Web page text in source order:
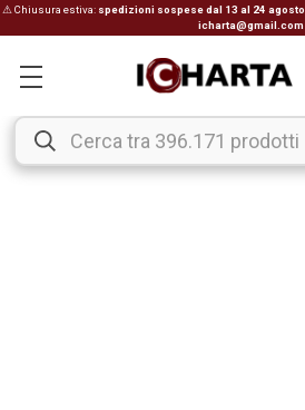
⚠ Chiusura estiva: spedizioni sospese dal 13 al 24 agosto
icharta@gmail.com